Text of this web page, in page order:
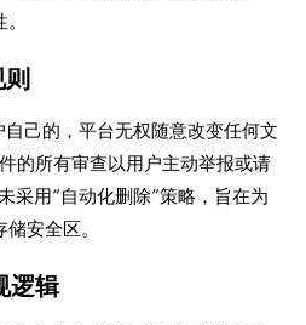
己的，平台无权随意改变任何文
的所有审查以用户主动举报或请
采用“自动化删除”策略，旨在为
安全区。
逻辑